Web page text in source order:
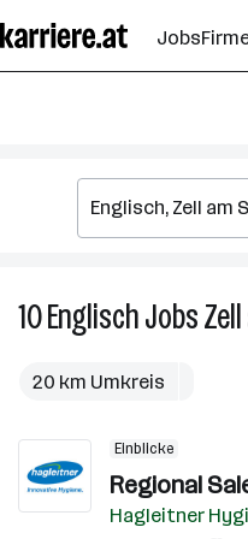
Seiteninhalt
springen
Jobs
10EnglischJobs
20 km Umkreis
Einblicke
Regional
Hagleitner